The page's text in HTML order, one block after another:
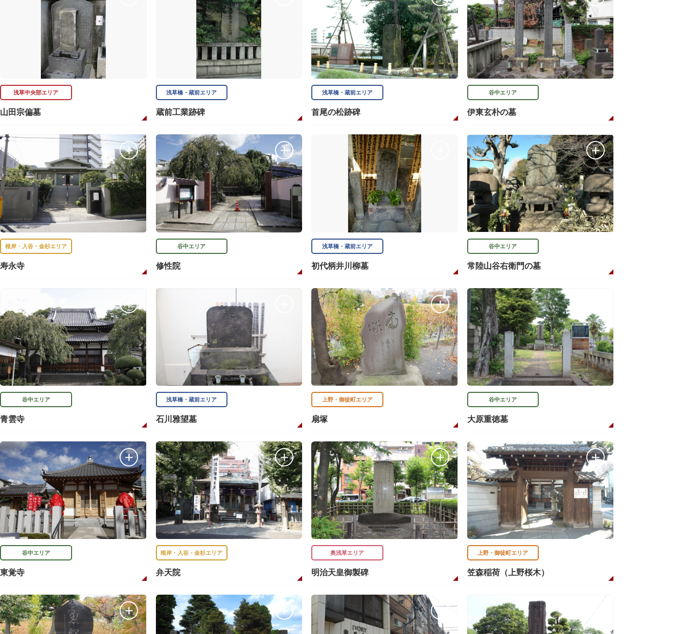
浅草中央部エリア
山田宗偏墓
浅草橋・蔵前エリア
蔵前工業跡碑
浅草橋・蔵前エリア
首尾の松跡碑
谷中エリア
伊東玄朴の墓
根岸・入谷・金杉エリア
寿永寺
谷中エリア
修性院
浅草橋・蔵前エリア
初代柄井川柳墓
谷中エリア
常陸山谷右衛門の墓
谷中エリア
青雲寺
浅草橋・蔵前エリア
石川雅望墓
上野・御徒町エリア
扇塚
谷中エリア
大原重徳墓
谷中エリア
東覚寺
根岸・入谷・金杉エリア
弁天院
奥浅草エリア
明治天皇御製碑
上野・御徒町エリア
笠森稲荷（上野桜木）